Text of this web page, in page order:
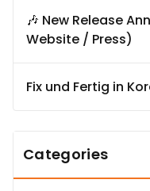
🎶 New Release
Website / Press)
Fix und Fertig in
Categories